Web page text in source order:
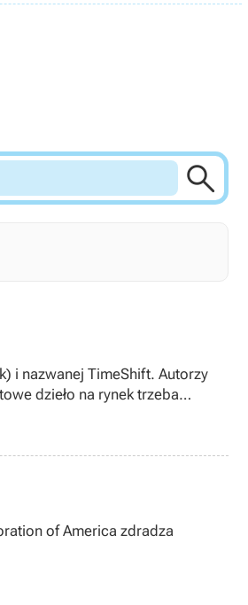

i nazwanej TimeShift. Autorzy
dzieło na rynek trzeba
of America zdradza